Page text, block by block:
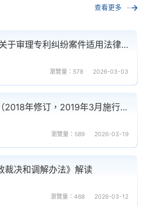
查看更多
最高人民法院 关于审理专利纠纷案件适用法律问题的若干规定
瀏覽量：578 2026-03-03
专利代理条例（2018年修订，2019年3月施行）
瀏覽量：589 2026-03-19
裁决和调解办法》解读
瀏覽量：468 2026-03-12